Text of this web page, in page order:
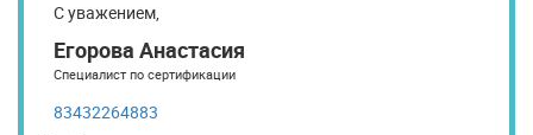
С уважением,
Егорова Анастасия
Специалист по сертификации
83432264883